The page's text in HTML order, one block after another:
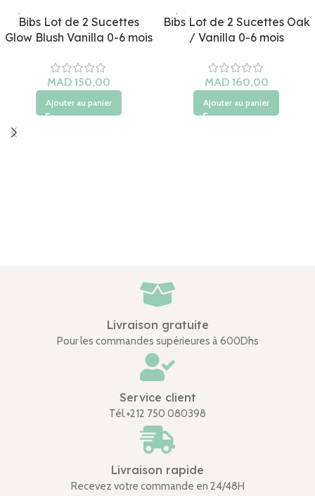
Bibs Lot de 2 Sucettes
Glow Blush Vanilla 0-6 mois
Ajouter au panier
Bibs Lot de 2 Sucettes Oak
/ Vanilla 0-6 mois
Ajouter au panier
Livraison gratuite
Pour les commandes supérieures à 600Dhs
Service client
Tél.+212 750 080398
Livraison rapide
Recevez votre commande en 24/48H